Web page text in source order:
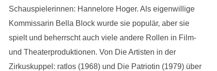
Schauspielerinnen: Hannelore Hoger. Als eigenwillige
Kommissarin Bella Block wurde sie populär, aber sie
spielt und beherrscht auch viele andere Rollen in Film-
und Theaterproduktionen. Von Die Artisten in der
Zirkuskuppel: ratlos (1968) und Die Patriotin (1979) über